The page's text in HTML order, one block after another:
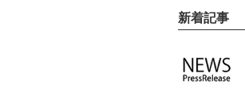
新着記事